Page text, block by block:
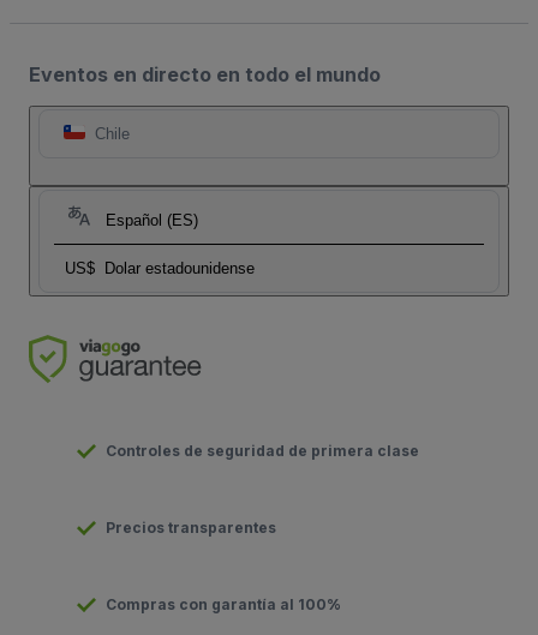
Eventos en directo en todo el mundo
Chile
Español (ES)
US$ Dolar estadounidense
Controles de seguridad de primera clase
Precios transparentes
Compras con garantía al 100%